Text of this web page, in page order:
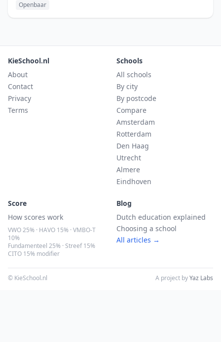
Openbaar
KieSchool.nl
About
Contact
Privacy
Terms
Schools
All schools
By city
By postcode
Compare
Amsterdam
Rotterdam
Den Haag
Utrecht
Almere
Eindhoven
Score
How scores work
VWO 25% · HAVO 15% · VMBO-T
10%
Fundamenteel 25% · Streef 15%
CITO 15% modifier
Blog
Dutch education explained
Choosing a school
All articles →
© KieSchool.nl A project byYaz Labs